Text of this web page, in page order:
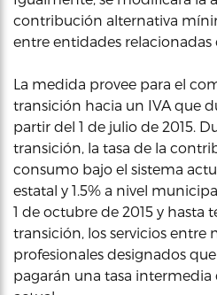
contribución alternativa
entre entidades relacionadas
La medida provee para el
transición hacia un IVA que
partir del 1 de julio de 2015.
transición, la tasa de la
consumo bajo el sistema
estatal y 1.5% a nivel
1 de octubre de 2015 y hasta
transición, los servicios entre
profesionales designados
pagarán una tasa intermedia